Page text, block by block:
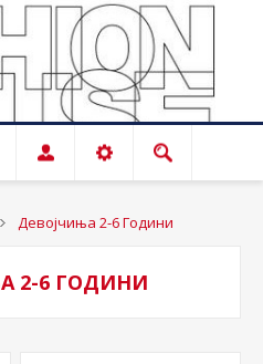
Девојчиња 2-6 Години
2-6 ГОДИНИ